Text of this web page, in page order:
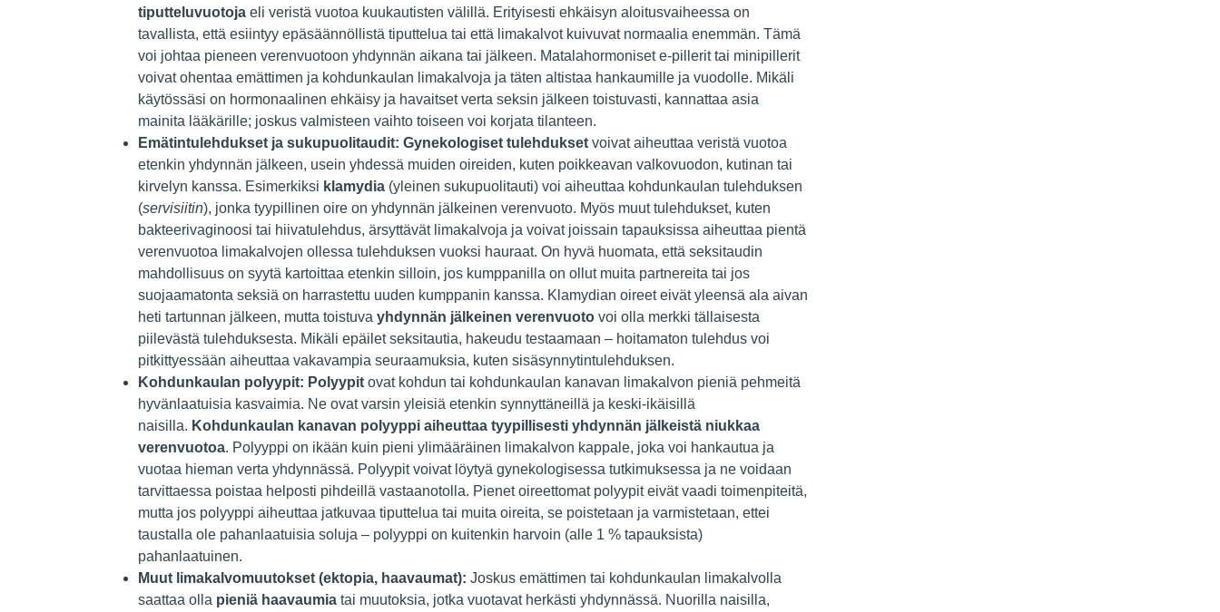
tiputteluvuotoja eli veristä vuotoa kuukautisten välillä. Erityisesti ehkäisyn aloitusvaiheessa on
tavallista, että esiintyy epäsäännöllistä tiputtelua tai että limakalvot kuivuvat normaalia enemmän. Tämä
voi johtaa pieneen verenvuotoon yhdynnän aikana tai jälkeen. Matalahormoniset e-pillerit tai minipillerit
voivat ohentaa emättimen ja kohdunkaulan limakalvoja ja täten altistaa hankaumille ja vuodolle. Mikäli
käytössäsi on hormonaalinen ehkäisy ja havaitset verta seksin jälkeen toistuvasti, kannattaa asia
mainita lääkärille; joskus valmisteen vaihto toiseen voi korjata tilanteen.
Emätintulehdukset ja sukupuolitaudit: Gynekologiset tulehdukset voivat aiheuttaa veristä vuotoa
etenkin yhdynnän jälkeen, usein yhdessä muiden oireiden, kuten poikkeavan valkovuodon, kutinan tai
kirvelyn kanssa. Esimerkiksi klamydia (yleinen sukupuolitauti) voi aiheuttaa kohdunkaulan tulehduksen
(servisiitin), jonka tyypillinen oire on yhdynnän jälkeinen verenvuoto. Myös muut tulehdukset, kuten
bakteerivaginoosi tai hiivatulehdus, ärsyttävät limakalvoja ja voivat joissain tapauksissa aiheuttaa pientä
verenvuotoa limakalvojen ollessa tulehduksen vuoksi hauraat. On hyvä huomata, että seksitaudin
mahdollisuus on syytä kartoittaa etenkin silloin, jos kumppanilla on ollut muita partnereita tai jos
suojaamatonta seksiä on harrastettu uuden kumppanin kanssa. Klamydian oireet eivät yleensä ala aivan
heti tartunnan jälkeen, mutta toistuva yhdynnän jälkeinen verenvuoto voi olla merkki tällaisesta
piilevästä tulehduksesta. Mikäli epäilet seksitautia, hakeudu testaamaan – hoitamaton tulehdus voi
pitkittyessään aiheuttaa vakavampia seuraamuksia, kuten sisäsynnytintulehduksen.
Kohdunkaulan polyypit: Polyypit ovat kohdun tai kohdunkaulan kanavan limakalvon pieniä pehmeitä
hyvänlaatuisia kasvaimia. Ne ovat varsin yleisiä etenkin synnyttäneillä ja keski-ikäisillä
naisilla. Kohdunkaulan kanavan polyyppi aiheuttaa tyypillisesti yhdynnän jälkeistä niukkaa
verenvuotoa. Polyyppi on ikään kuin pieni ylimääräinen limakalvon kappale, joka voi hankautua ja
vuotaa hieman verta yhdynnässä. Polyypit voivat löytyä gynekologisessa tutkimuksessa ja ne voidaan
tarvittaessa poistaa helposti pihdeillä vastaanotolla. Pienet oireettomat polyypit eivät vaadi toimenpiteitä,
mutta jos polyyppi aiheuttaa jatkuvaa tiputtelua tai muita oireita, se poistetaan ja varmistetaan, ettei
taustalla ole pahanlaatuisia soluja – polyyppi on kuitenkin harvoin (alle 1 % tapauksista)
pahanlaatuinen.
Muut limakalvomuutokset (ektopia, haavaumat): Joskus emättimen tai kohdunkaulan limakalvolla
saattaa olla pieniä haavaumia tai muutoksia, jotka vuotavat herkästi yhdynnässä. Nuorilla naisilla,